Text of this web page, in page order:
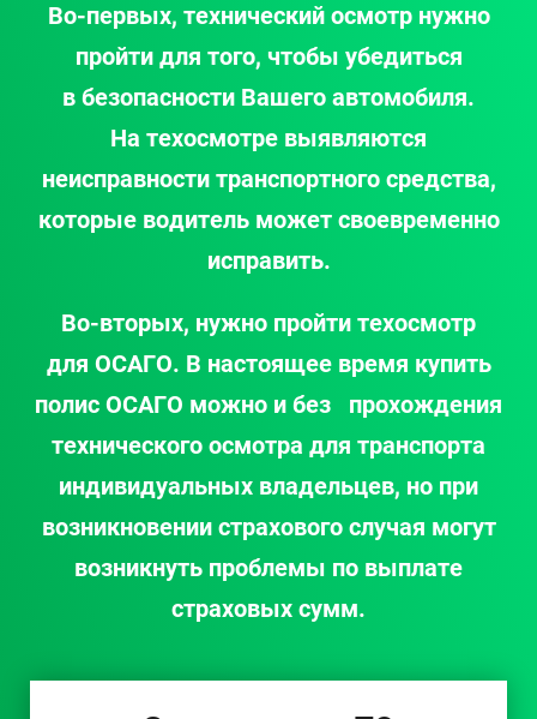
Во-первых, технический осмотр нужно
пройти для того, чтобы убедиться
в безопасности Вашего автомобиля.
На техосмотре выявляются
неисправности транспортного средства,
которые водитель может своевременно
исправить.
Во-вторых, нужно пройти техосмотр
для ОСАГО. В настоящее время купить
полис ОСАГО можно и без прохождения
технического осмотра для транспорта
индивидуальных владельцев, но при
возникновении страхового случая могут
возникнуть проблемы по выплате
страховых сумм.